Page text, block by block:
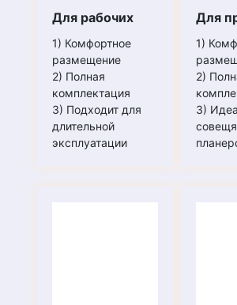
С удовольствием предлагаем вам
варианты постельного белья
Для рабочих
1) Комфортное
размещение
2) Полная
комплектация
3) Подходит для
длительной
эксплуатации
Для
1)
2)
3)